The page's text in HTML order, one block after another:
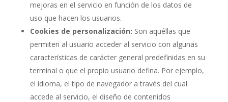
mejoras en el servicio en función de los datos de
uso que hacen los usuarios.
Cookies de personalización: Son aquéllas que
permiten al usuario acceder al servicio con algunas
características de carácter general predefinidas en su
terminal o que el propio usuario defina. Por ejemplo,
el idioma, el tipo de navegador a través del cual
accede al servicio, el diseño de contenidos